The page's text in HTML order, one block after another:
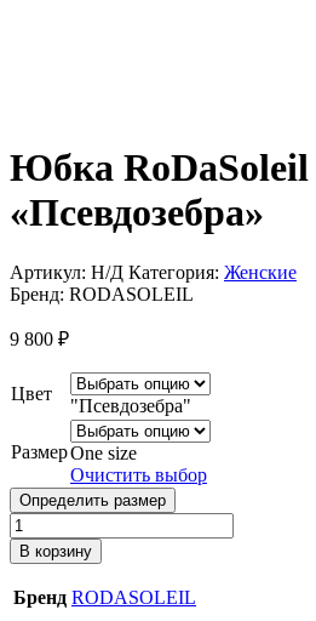
Юбка RoDaSoleil
«Псевдозебра»
Артикул: Н/Д Категория: Женские
Бренд: RODASOLEIL
9 800 ₽
Цвет
"Псевдозебра"
РазмерOne size
Очистить выбор
Определить размер
Количество
товара
Юбка
RoDaSoleil
"Псевдозебра"
В корзину
Бренд RODASOLEIL